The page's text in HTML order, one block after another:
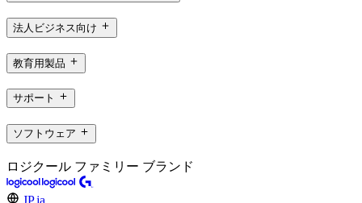
法人ビジネス向け
教育用製品
サポート
ソフトウェア
ロジクール ファミリー ブランド
JP,ja